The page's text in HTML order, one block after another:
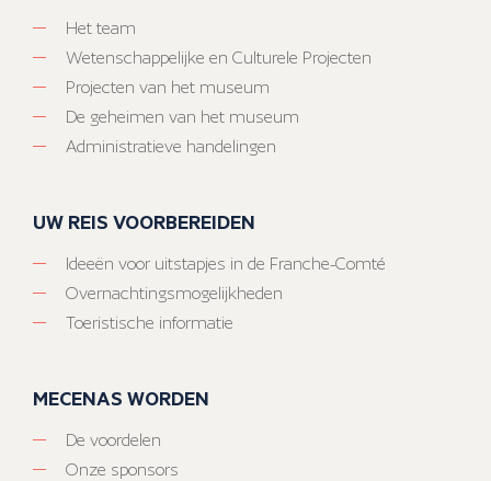
Het team
Wetenschappelijke en Culturele Projecten
Projecten van het museum
De geheimen van het museum
Administratieve handelingen
UW REIS VOORBEREIDEN
Ideeën voor uitstapjes in de Franche-Comté
Overnachtingsmogelijkheden
Toeristische informatie
MECENAS WORDEN
De voordelen
Onze sponsors